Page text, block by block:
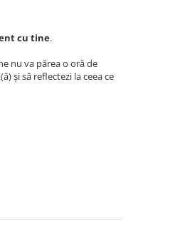
cu tine.
nu va părea o oră de
și să reflectezi la ceea ce